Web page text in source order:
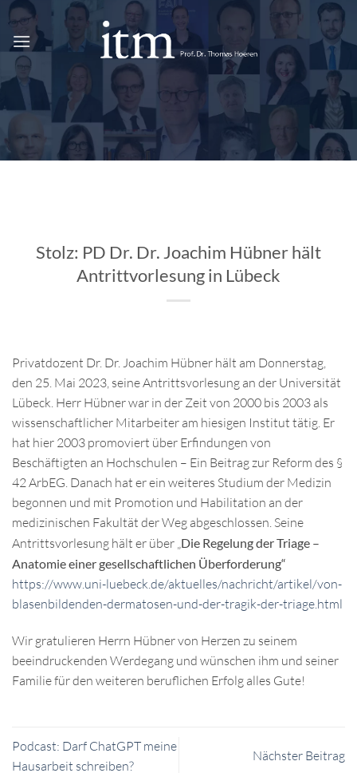
Zum
springen
Stolz: PD Dr. Dr. Joachim Hübner hält
Antrittvorlesung in Lübeck
Privatdozent Dr. Dr. Joachim Hübner hält am Donnerstag,
den 25. Mai 2023, seine Antrittsvorlesung an der Universität
Lübeck. Herr Hübner war in der Zeit von 2000 bis 2003 als
wissenschaftlicher Mitarbeiter am hiesigen Institut tätig. Er
hat hier 2003 promoviert über Erfindungen von
Beschäftigten an Hochschulen – Ein Beitrag zur Reform des §
42 ArbEG. Danach hat er ein weiteres Studium der Medizin
begonnen und mit Promotion und Habilitation an der
medizinischen Fakultät der Weg abgeschlossen. Seine
Antrittsvorlesung hält er über „Die Regelung der Triage –
Anatomie einer gesellschaftlichen Überforderung“
https://www.uni-luebeck.de/aktuelles/nachricht/artikel/von-
blasenbildenden-dermatosen-und-der-tragik-der-triage.html
Wir gratulieren Herrn Hübner von Herzen zu seinem
beeindruckenden Werdegang und wünschen ihm und seiner
Familie für den weiteren beruflichen Erfolg alles Gute!
Podcast: Darf ChatGPT meine
Hausarbeit schreiben?
Nächster Beitrag